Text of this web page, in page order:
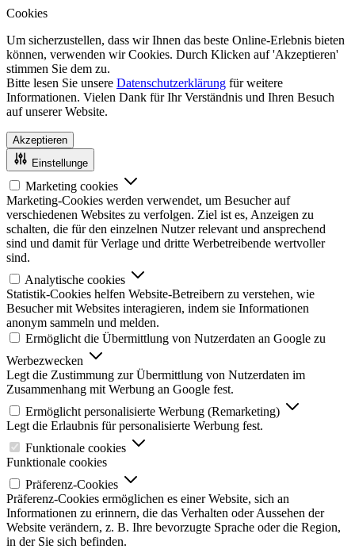
Cookies
Um sicherzustellen, dass wir Ihnen das beste Online-Erlebnis bieten
können, verwenden wir Cookies. Durch Klicken auf 'Akzeptieren'
stimmen Sie dem zu.
Bitte lesen Sie unsere Datenschutzerklärung für weitere
Informationen. Vielen Dank für Ihr Verständnis und Ihren Besuch
auf unserer Website.
Akzeptieren
Einstellunge
Marketing cookies
Marketing-Cookies werden verwendet, um Besucher auf
verschiedenen Websites zu verfolgen. Ziel ist es, Anzeigen zu
schalten, die für den einzelnen Nutzer relevant und ansprechend
sind und damit für Verlage und dritte Werbetreibende wertvoller
sind.
Analytische cookies
Statistik-Cookies helfen Website-Betreibern zu verstehen, wie
Besucher mit Websites interagieren, indem sie Informationen
anonym sammeln und melden.
Ermöglicht die Übermittlung von Nutzerdaten an Google zu
Werbezwecken
Legt die Zustimmung zur Übermittlung von Nutzerdaten im
Zusammenhang mit Werbung an Google fest.
Ermöglicht personalisierte Werbung (Remarketing)
Legt die Erlaubnis für personalisierte Werbung fest.
Funktionale cookies
Funktionale cookies
Präferenz-Cookies
Präferenz-Cookies ermöglichen es einer Website, sich an
Informationen zu erinnern, die das Verhalten oder Aussehen der
Website verändern, z. B. Ihre bevorzugte Sprache oder die Region,
in der Sie sich befinden.